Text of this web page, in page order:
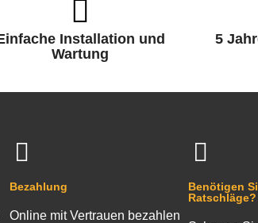
Installation und
Wartung
5
Bezahlung
Online mit Vertrauen bezahlen
Benötigen
Ratschläge?